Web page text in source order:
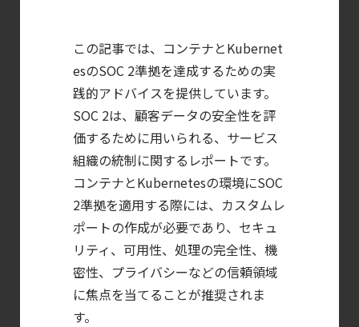
Local機能の実装ガイド
【ブログ】
セキュリティブリーフィング：
2026年6月
【ブログ】
｜
計画フェーズで失敗しない統合プラットフォ
【ブログ】
AWS/GCP
標準ツールでは守れない？
この記事では、コンテナとKubernet
esのSOC 2準拠を達成するための実
践的アドバイスを提供しています。
SOC 2は、顧客データの安全性を評
価するために用いられる、サービス
組織の統制に関するレポートです。
コンテナとKubernetesの環境にSOC
2準拠を適用する際には、カスタムレ
ポートの作成が必要であり、セキュ
リティ、可用性、処理の完全性、機
密性、プライバシーなどの信頼領域
に焦点を当てることが推奨されま
す。